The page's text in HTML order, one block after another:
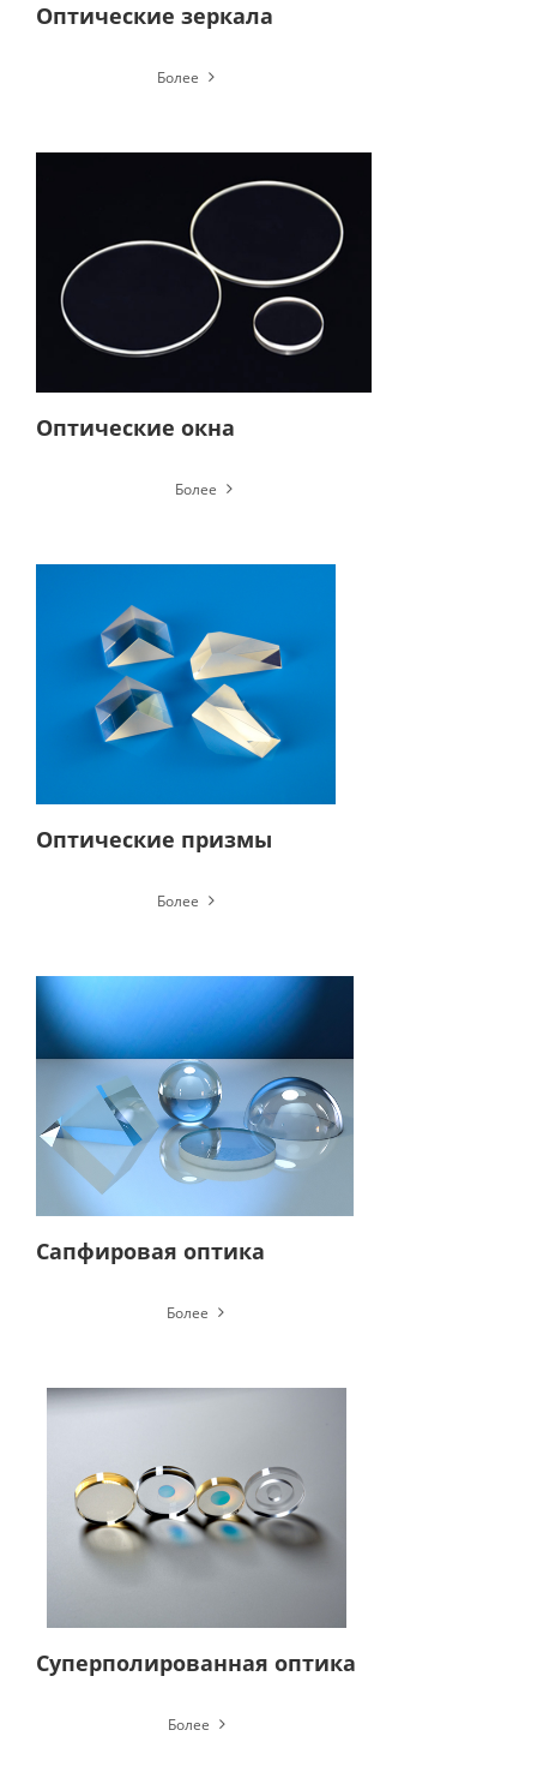
Оптические зеркала
Более
Оптические окна
Более
Оптические призмы
Более
Сапфировая оптика
Более
Суперполированная оптика
Более